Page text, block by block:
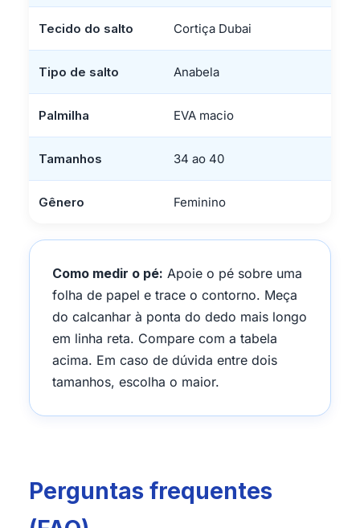
Tecido do salto Cortiça Dubai
Tipo de salto Anabela
Palmilha EVA macio
Tamanhos 34 ao 40
Gênero Feminino
Como medir o pé: Apoie o pé sobre uma
folha de papel e trace o contorno. Meça
do calcanhar à ponta do dedo mais longo
em linha reta. Compare com a tabela
acima. Em caso de dúvida entre dois
tamanhos, escolha o maior.
Perguntas frequentes